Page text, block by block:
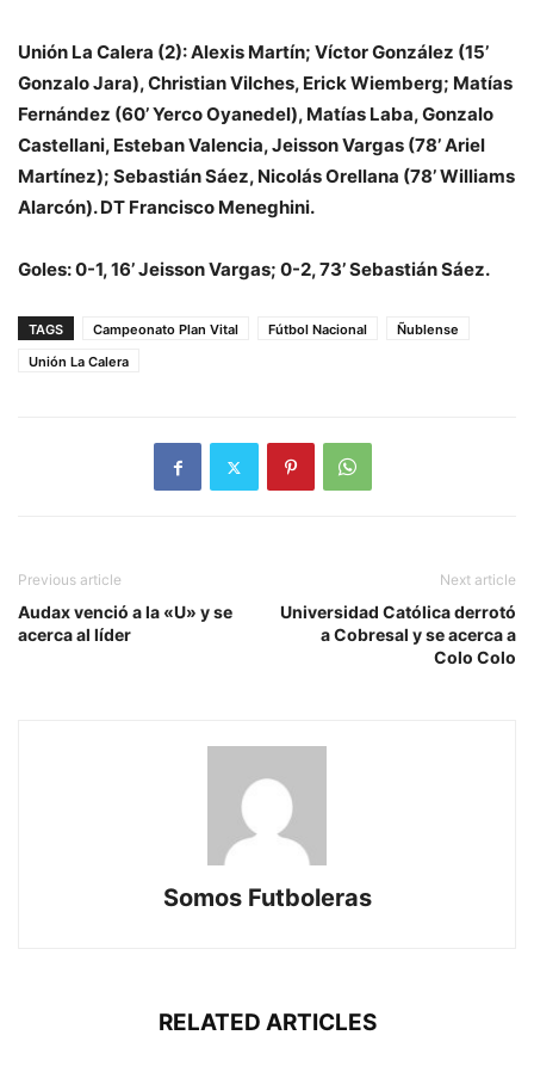
Unión La Calera (2): Alexis Martín; Víctor González (15’
Gonzalo Jara), Christian Vilches, Erick Wiemberg; Matías
Fernández (60’ Yerco Oyanedel), Matías Laba, Gonzalo
Castellani, Esteban Valencia, Jeisson Vargas (78’ Ariel
Martínez); Sebastián Sáez, Nicolás Orellana (78’ Williams
Alarcón). DT Francisco Meneghini.
Goles: 0-1, 16’ Jeisson Vargas; 0-2, 73’ Sebastián Sáez.
TAGS Campeonato Plan Vital Fútbol Nacional
Ñublense
Unión La Calera
Previous article
Audax venció a la «U» y se
acerca al líder
Next article
Universidad Católica derrotó
a Cobresal y se acerca a
Colo Colo
Somos Futboleras
RELATED ARTICLES